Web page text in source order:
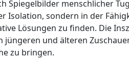
Spiegelbilder menschlicher
Isolation, sondern in der
Lösungen zu finden. Die
jüngeren und älteren
zu bringen.